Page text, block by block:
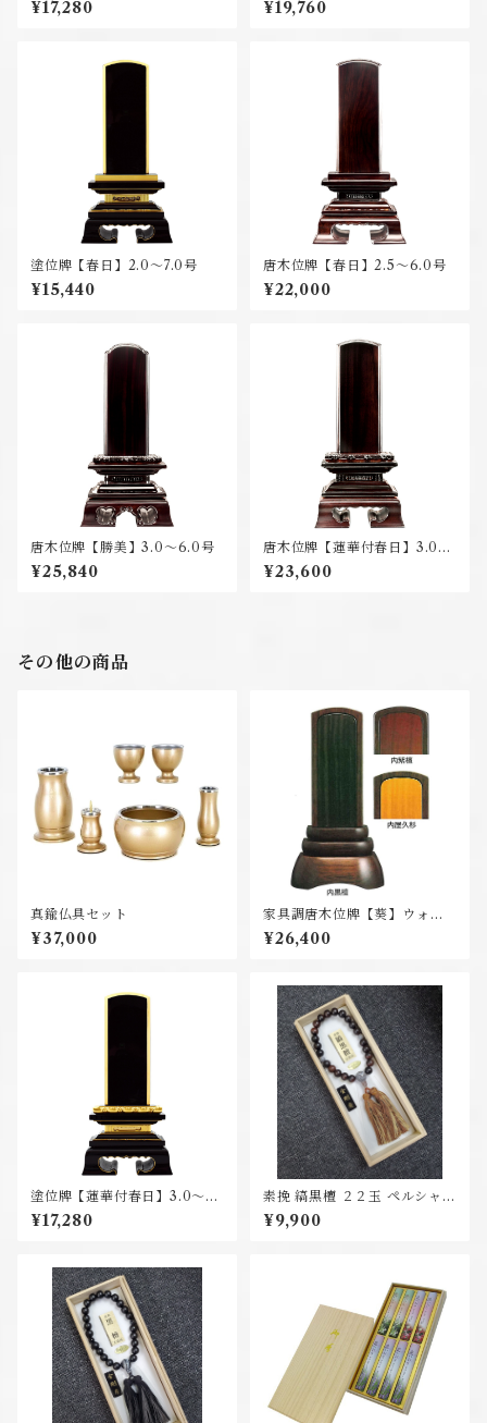
¥17,280 ¥19,760
塗位牌【春日】2.0～7.0号
¥15,440
唐木位牌【春日】2.5～6.0号
¥22,000
唐木位牌【勝美】3.0～6.0号
¥25,840
唐木位牌【蓮華付春日】3.0～
6.0号
¥23,600
その他の商品
真鍮仏具セット
¥37,000
家具調唐木位牌【葵】ウォー
ルナット 4.0号 総高18.3c
m
¥26,400
塗位牌【蓮華付春日】3.0～6.
0号
¥17,280
素挽 縞黒檀 ２２玉 ペルシャメ
ノウ仕立
¥9,900